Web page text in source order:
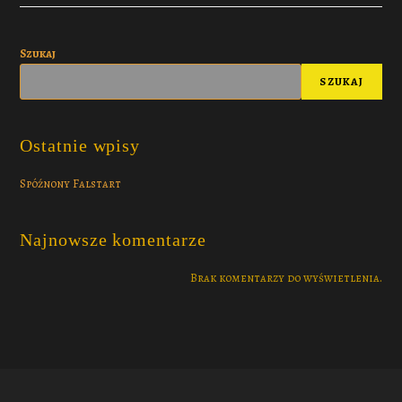
Szukaj
SZUKAJ
Ostatnie wpisy
Spóźnony Falstart
Najnowsze komentarze
Brak komentarzy do wyświetlenia.